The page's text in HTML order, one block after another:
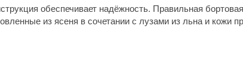
обеспечивает надёжность. Правильная
из ясеня в сочетании с лузами из льна и кожи